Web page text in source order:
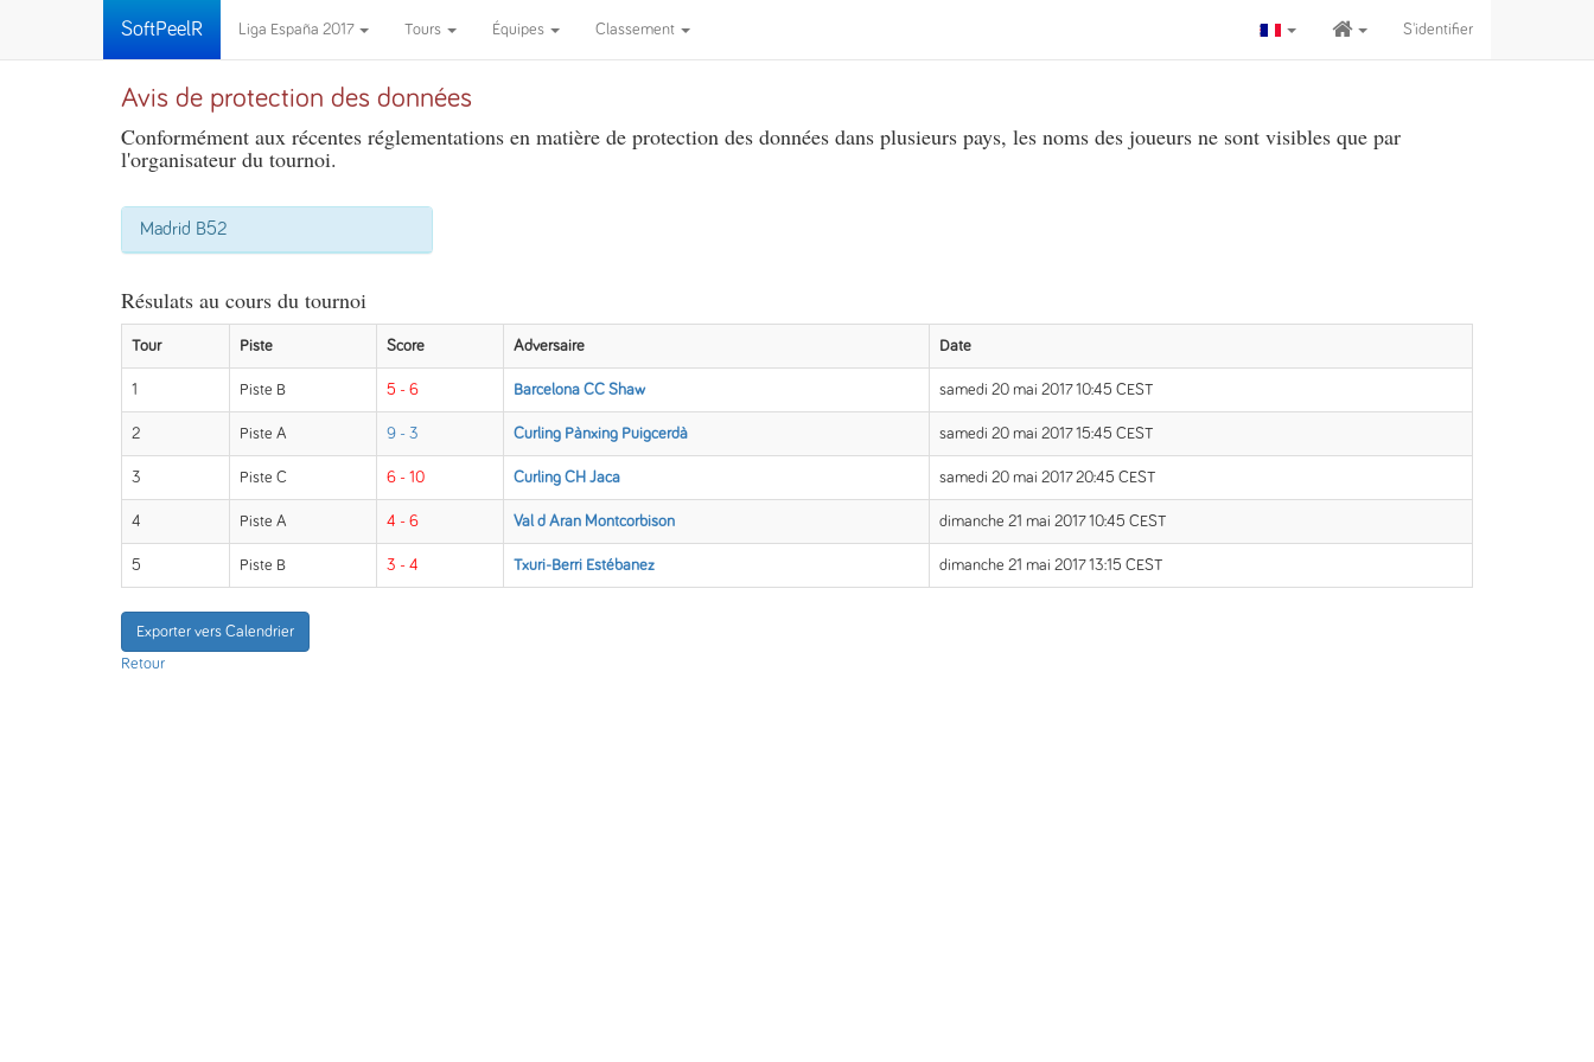
SoftPeelR Liga España 2017 Tours Équipes Classement S'identifier
Avis de protection des données
Conformément aux récentes réglementations en matière de protection des données dans plusieurs pays, les noms des joueurs ne sont visibles que par
l'organisateur du tournoi.
Madrid B52
Résulats au cours du tournoi
Tour Piste Score Adversaire Date
1 Piste B 5 - 6 Barcelona CC Shaw samedi 20 mai 2017 10:45 CEST
2 Piste A 9 - 3 Curling Pànxing Puigcerdà samedi 20 mai 2017 15:45 CEST
3 Piste C 6 - 10 Curling CH Jaca samedi 20 mai 2017 20:45 CEST
4 Piste A 4 - 6 Val d Aran Montcorbison dimanche 21 mai 2017 10:45 CEST
5 Piste B 3 - 4 Txuri-Berri Estébanez dimanche 21 mai 2017 13:15 CEST
Exporter vers Calendrier
Retour